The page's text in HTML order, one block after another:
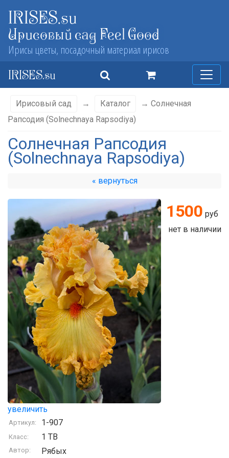
IRISES.su
Ирисовый сад Feel Good
Ирисы цветы, посадочный материал ирисов
IRISES.su
Ирисовый сад → Каталог
→ Солнечная
Рапсодия (Solnechnaya Rapsodiya)
Солнечная Рапсодия
(Solnechnaya Rapsodiya)
« вернуться
увеличить
1500 руб
нет в наличии
Артикул: 1-907
Класс: 1 TB
Автор: Рябых